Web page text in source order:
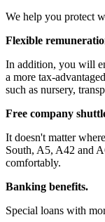
We help you protect
Flexible
In addition, you will
a more tax-
such as nursery,
Free company
It doesn't matter
South, A5, A42 and
comfortably.
Banking benefits.
Special loans with